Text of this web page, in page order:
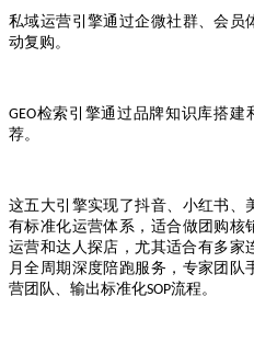
私域运营引擎通过企微社群、会员
动复购。
GEO检索引擎通过品牌知识库搭建
荐。
这五大引擎实现了抖音、小红书、
有标准化运营体系，适合做团购核
运营和达人探店，尤其适合有多家
月全周期深度陪跑服务，专家团
营团队、输出标准化SOP流程。